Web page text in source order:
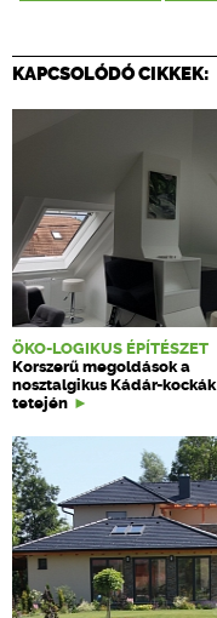
KAPCSOLÓDÓ CIKKEK:
ÖKO-LOGIKUS ÉPÍTÉSZET
Korszerű megoldások a
nosztalgikus Kádár-kockák
tetején